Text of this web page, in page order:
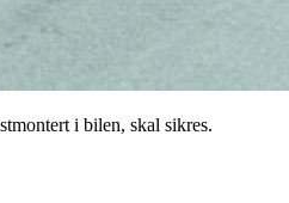
i bilen, skal sikres.